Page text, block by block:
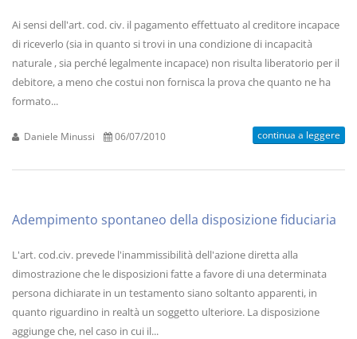
Ai sensi dell'art. cod. civ. il pagamento effettuato al creditore incapace
di riceverlo (sia in quanto si trovi in una condizione di incapacità
naturale , sia perché legalmente incapace) non risulta liberatorio per il
debitore, a meno che costui non fornisca la prova che quanto ne ha
formato...
Daniele Minussi 06/07/2010 continua a leggere
Adempimento spontaneo della disposizione fiduciaria
L'art. cod.civ. prevede l'inammissibilità dell'azione diretta alla
dimostrazione che le disposizioni fatte a favore di una determinata
persona dichiarate in un testamento siano soltanto apparenti, in
quanto riguardino in realtà un soggetto ulteriore. La disposizione
aggiunge che, nel caso in cui il...